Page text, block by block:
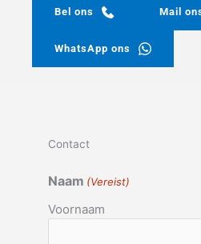
Bel ons Mail
WhatsApp ons
Contact
Naam (Vereist)
Voornaam